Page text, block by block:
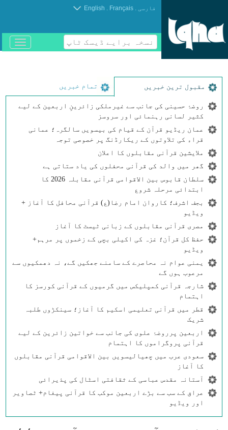
فارسی .
Français
.
English
نسخہ برایے ڈیسک ٹاپ
باز
و
مقبول ترین خبریں تمام خبریں
روضۂ حسینی کی جانب سے غیرملکی زائرینِ اربعین کے لیے
کثیر لسانی رہنمائی اور سروسز
عمان ریڈیو قرآن کے قیام کی بیسویں سالگرہ؛ عمانی
قراء کی تلاوتوں کے ریکارڈنگ پر خصوصی توجہ
ملایشین قرآنی مقابلوں کا اعلان
گھر میں والد کی قرآنی محفلوں کی یاد ستاتی ہے
سلطان قابوس بین الاقوامی قرآنی مقابلہ 2026 کا
ابتدائی مرحلہ شروع
بجف اشرف؛ کاروان امام رضا(ع) قرآنی محافل کا آغاز +
ویڈیو
مصری قرآنی مقابلوں کے زبانی ٹیسٹ کا آغاز
حفظ کل قرآن؛ غزہ کی اکیلی بچی کے زخموں پر مرہم+
ویڈیو
یمنی عوام نہ محاصرے کے سامنے جھکیں گے، نہ دھمکیوں سے
مرعوب ہوں گے
شارجہ قرآنی کمپلیکس میں گرمیوں کے قرآنی کورسز کا
اہتمام
قطر میں قرآنی تعلیمی اسکیم کا آغاز؛ سینکڑوں طلبہ
شریک
اربعین پرروضۂ علوی کی جانب سے خواتین زائرین کے لیے
قرآنی پروگراموں کا اہتمام
سعودی عرب میں چھیالیسویں بین الاقوامی قرآنی مقابلوں
کا آغاز
آستانہ مقدس عباسی کے ثقافتی اسٹال کی پذیرائی
عراق کے سب سے بڑے اربعین موکب کا قرآنی پیغام+ ٹصاویر
اور ویڈیو